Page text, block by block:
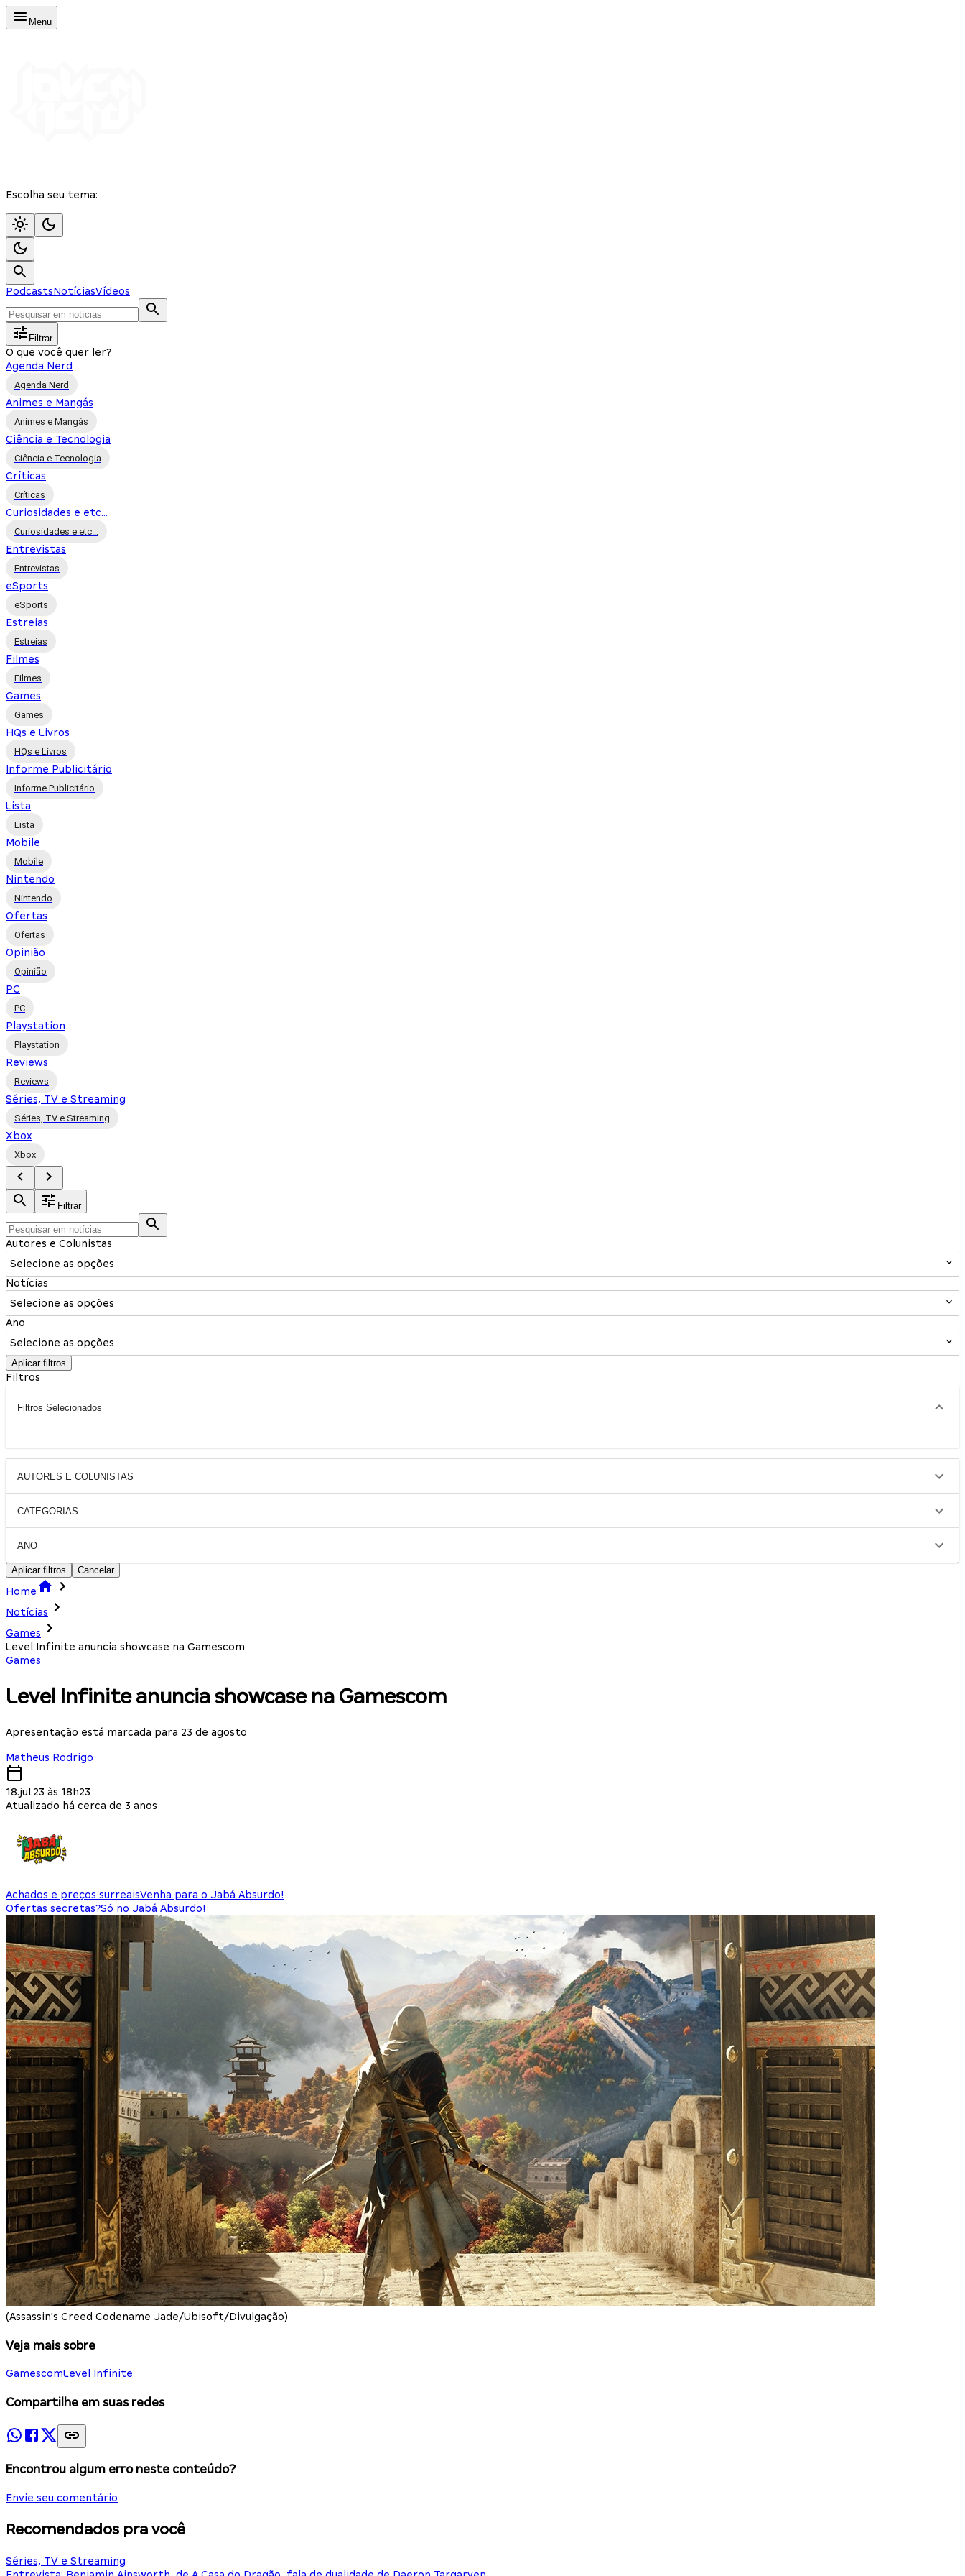
Menu
Escolha seu tema:
PodcastsNotíciasVídeos
Filtrar
O que você quer ler?
Agenda Nerd
Agenda Nerd
Animes e Mangás
Animes e Mangás
Ciência e Tecnologia
Ciência e Tecnologia
Críticas
Críticas
Curiosidades e etc...
Curiosidades e etc...
Entrevistas
Entrevistas
eSports
eSports
Estreias
Estreias
Filmes
Filmes
Games
Games
HQs e Livros
HQs e Livros
Informe Publicitário
Informe Publicitário
Lista
Lista
Mobile
Mobile
Nintendo
Nintendo
Ofertas
Ofertas
Opinião
Opinião
PC
PC
Playstation
Playstation
Reviews
Reviews
Séries, TV e Streaming
Séries, TV e Streaming
Xbox
Xbox
Filtrar
Autores e Colunistas
Selecione as opções
Notícias
Selecione as opções
Ano
Selecione as opções
Aplicar filtros
Filtros
Filtros Selecionados
AUTORES E COLUNISTAS
CATEGORIAS
ANO
Aplicar filtros Cancelar
Home
Notícias
Games
Level Infinite anuncia showcase na Gamescom
Games
Level Infinite anuncia showcase na Gamescom
Apresentação está marcada para 23 de agosto
Matheus Rodrigo
18.jul.23 às 18h23
Atualizado há cerca de 3 anos
Achados e preços surreaisVenha para o Jabá Absurdo!
Ofertas secretas?Só no Jabá Absurdo!
(Assassin's Creed Codename Jade/Ubisoft/Divulgação)
Veja mais sobre
GamescomLevel Infinite
Compartilhe em suas redes
Encontrou algum erro neste conteúdo?
Envie seu comentário
Recomendados pra você
Séries, TV e Streaming